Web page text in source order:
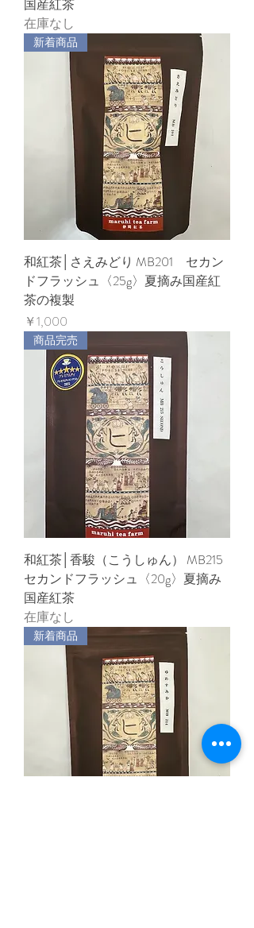
国産紅茶
在庫なし
新着商品
和紅茶│さえみどり MB201 セカン
ドフラッシュ〈25g〉夏摘み国産紅
茶の複製
価格
￥1,000
商品完売
和紅茶│香駿（こうしゅん） MB215
セカンドフラッシュ〈20g〉夏摘み
国産紅茶
在庫なし
新着商品